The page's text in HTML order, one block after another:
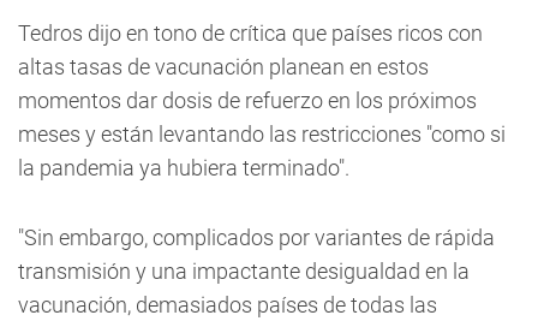
Tedros dijo en tono de crítica que países ricos con
altas tasas de vacunación planean en estos
momentos dar dosis de refuerzo en los próximos
meses y están levantando las restricciones "como si
la pandemia ya hubiera terminado".
"Sin embargo, complicados por variantes de rápida
transmisión y una impactante desigualdad en la
vacunación, demasiados países de todas las